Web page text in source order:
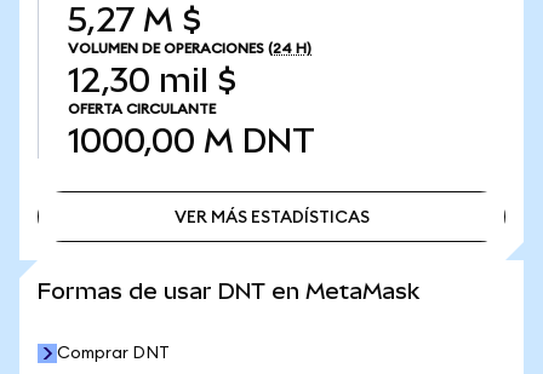
5,27 M $
VOLUMEN DE OPERACIONES (24 H)
12,30 mil $
OFERTA CIRCULANTE
1000,00 M DNT
VER MÁS ESTADÍSTICAS
Formas de usar DNT en MetaMask
Comprar DNT